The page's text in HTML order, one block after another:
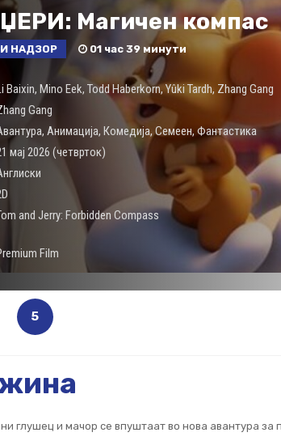
Магичен компас
НАДЗОР 01 час 39 минути
Baixin, Mino Eek, Todd Haberkorn,Yûki Tardh, Zhang Gang
Gang
, Анимација, Комедија,Семеен,Фантастика
мај 2026 (четврток)
and Jerry: Forbidden Compass
Film
5
глушец и мачор се впуштаат во нова авантура за